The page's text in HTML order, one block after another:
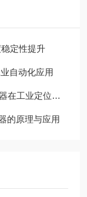
定性提升
自动化应用
定位中的应用
的原理与应用